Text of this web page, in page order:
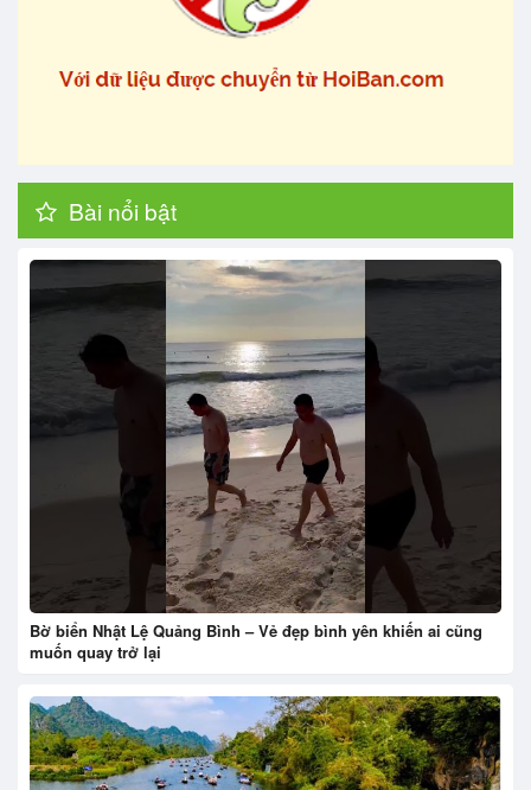
Bài nổi bật
Bờ biển Nhật Lệ Quảng Bình – Vẻ đẹp bình yên khiến ai cũng
muốn quay trở lại